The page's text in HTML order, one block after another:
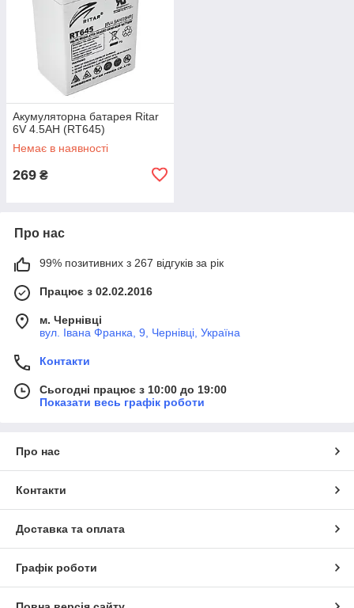
Акумуляторна батарея Ritar
6V 4.5AH (RT645)
Немає в наявності
269 ₴
Про нас
99% позитивних з 267 відгуків за рік
Працює з 02.02.2016
м. Чернівці
вул. Івана Франка, 9, Чернівці, Україна
Контакти
Сьогодні працює з 10:00 до 19:00
Показати весь графік роботи
Про нас
Контакти
Доставка та оплата
Графік роботи